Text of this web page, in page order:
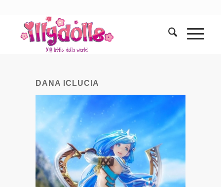
DANA ICLUCIA